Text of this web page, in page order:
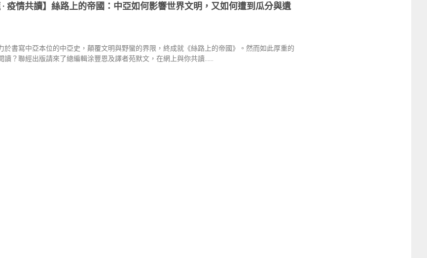
· 疫情共讀】絲路上的帝國：中亞如何影響世界文明，又如何遭到瓜分與遺
於書寫中亞本位的中亞史，顛覆文明與野蠻的界限，終成就《絲路上的帝國》。然而如此厚重的
讀？聯經出版請來了總編輯涂豐恩及譯者苑默文，在網上與你共讀……